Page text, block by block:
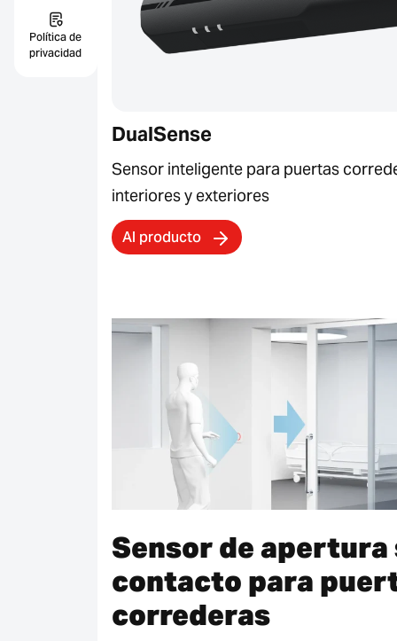
Política de
privacidad
DualSense
Sensor inteligente para puertas
interiores y exteriores
Al producto
Sensor de apertura
contacto para
correderas